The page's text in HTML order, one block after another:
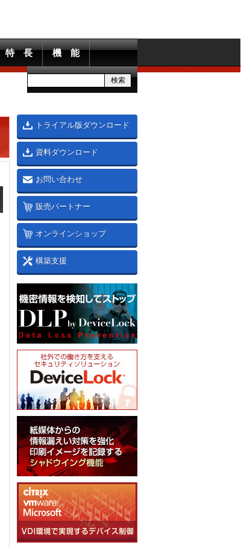
特 長 機 能
トライアル版ダウンロード
資料ダウンロード
お問い合わせ
販売パートナー
オンラインショップ
構築支援